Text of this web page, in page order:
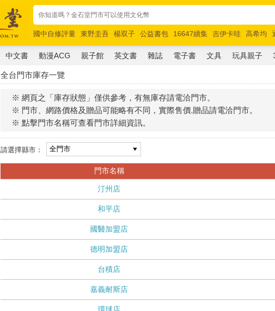
國中自修評量 東野圭吾 楊双子 公益書包 16647續集 吉伊卡哇 高希均
唯紅花綻放
奧德賽 路邊攤新作 馬斯克 玩具總動員5 超慢跑
中文書 動漫ACG 親子館 英文書 雜誌 電子書 文具 玩具親子
全台門市庫存一覽
※ 網頁之「庫存狀態」僅供參考，有無庫存請電洽門市。
※ 門市、網路價格及贈品可能略有不同，實際售價.贈品請電洽門市。
※ 點擊門市名稱可查看門市詳細資訊。
請選擇縣市：
門市名稱
汀州店
和平店
國醫加盟店
德明加盟店
台積店
嘉義耐斯店
環球店